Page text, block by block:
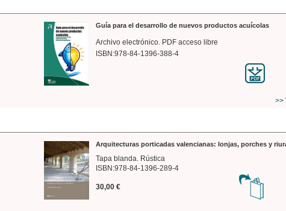
Guía para el desarrollo de nuevos productos acuícolas
Archivo electrónico. PDF acceso libre
ISBN:978-84-1396-388-4
>>
Arquitecturas porticadas valencianas: lonjas, porches y
Tapa blanda. Rústica
ISBN:978-84-1396-289-4
30,00 €